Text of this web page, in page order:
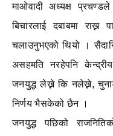
माओवादी अध्यक्ष
बिचारलाई दबाबमा राख्न
चलाउनुभएको थियो ।
असहमति नरहेपनि केन्द्रीय
जनयुद्ध लेख्ने कि नलेख्ने,
निर्णय भैसकेको छैन ।
जनयुद्ध पछिको